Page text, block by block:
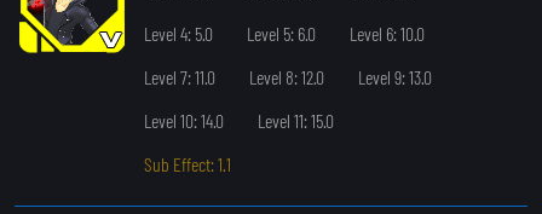
Level 4: 5.0
Level 5: 6.0
Level 6: 10.0
Level 7: 11.0
Level 8: 12.0
Level 9: 13.0
Level 10: 14.0
Level 11: 15.0
Sub Effect: 1.1